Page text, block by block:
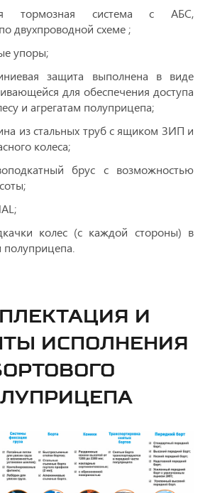
тормозная
система с АБС,
двухпроводной схеме ;
упоры;
защита выполнена в виде
для обеспечения доступа
и агрегатам полуприцепа;
из стальных труб с ящиком ЗИП и
колеса;
брус с возможностью
колес (с каждой стороны) в
полуприцепа.
И
ИСПОЛНЕНИЯ